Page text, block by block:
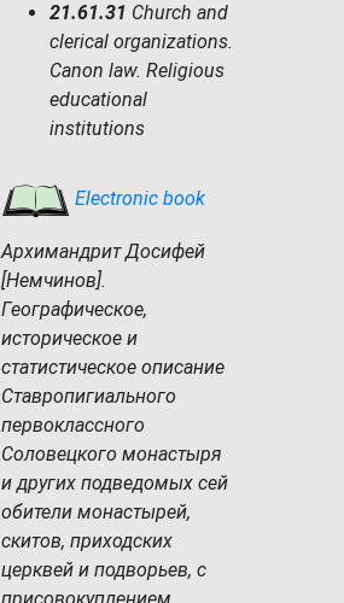
21.61.31 Church and
clerical organizations.
Canon law. Religious
educational
institutions
Electronic book
Архимандрит Досифей
[Немчинов].
Географическое,
историческое и
статистическое описание
Ставропигиального
первоклассного
Соловецкого монастыря
и других подведомых сей
обители монастырей,
скитов, приходских
церквей и подворьев, с